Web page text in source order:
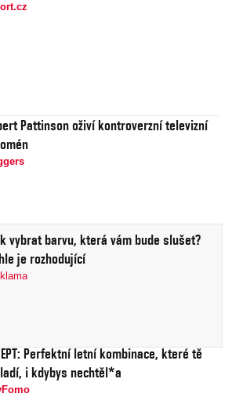
Pattinson oživí kontroverzní televizní
vybrat barvu, která vám bude slušet?
je rozhodující
Perfektní letní kombinace, které tě
i kdybys nechtěl*a